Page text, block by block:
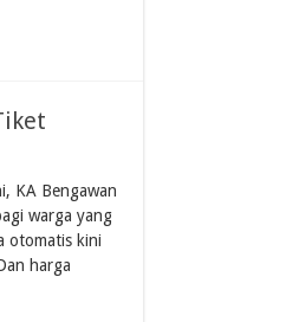
KA Bengawan
warga yang
otomatis kini
harga